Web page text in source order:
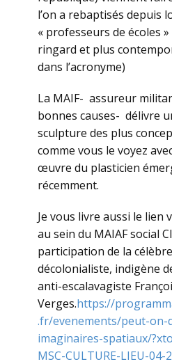
l’on a rebaptisés depuis
« professeurs de écoles
ringard et plus
dans l’acronyme)
La MAIF- assureur
bonnes causes- délivre
sculpture des plus
comme vous le voyez
œuvre du plasticien
récemment.
Je vous livre aussi le lien
au sein du MAIAF social
participation de la
décolonialiste, indigène
anti-escalavagiste
Verges.https://
.fr/evenements/peut-on-
imaginaires-spatiaux/
MSC-CULTURE-LIEU-04-